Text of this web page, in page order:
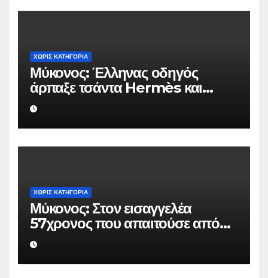
ΧΩΡΊΣ ΚΑΤΗΓΟΡΊΑ
Μύκονος: Έλληνας οδηγός
άρπαξε τσάντα Hermès και
Rolex αξίας 75.000 ευρώ από
Ουκρανό τουρίστα
ΧΩΡΊΣ ΚΑΤΗΓΟΡΊΑ
Μύκονος: Στον εισαγγελέα
57χρονος που απαιτούσε από
επιχειρηματία 80.000 ευρώ για
να μην κάνει καταγγελίες σε
βάρος του